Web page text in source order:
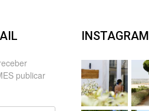
publicar
INSTAGRAM